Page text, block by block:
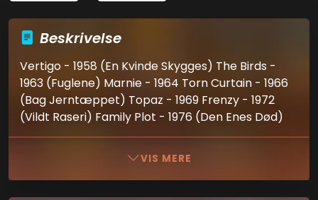
Beskrivelse
Vertigo - 1958 (En Kvinde Skygges) The Birds -
1963 (Fuglene) Marnie - 1964 Torn Curtain - 1966
(Bag Jerntæppet) Topaz - 1969 Frenzy - 1972
(Vildt Raseri) Family Plot - 1976 (Den Enes Død)
VIS MERE